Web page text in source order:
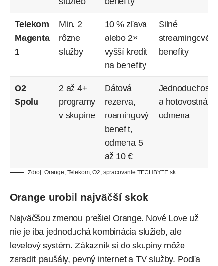
Telekom
Magenta
1
Min. 2
rôzne
služby
10 % zľava
alebo 2×
vyšší kredit
na benefity
Silné
streamingové
benefity
O2
Spolu
2 až 4+
programy
v skupine
Dátová
rezerva,
roamingový
benefit,
odmena 5
až 10 €
Jednoduchosť
a hotovostná
odmena
Zdroj: Orange, Telekom, O2, spracovanie TECHBYTE.sk
Orange urobil najväčší skok
Najväčšou zmenou prešiel Orange. Nové Love už
nie je iba jednoduchá kombinácia služieb, ale
levelový systém. Zákazník si do skupiny môže
zaradiť paušály, pevný internet a TV služby. Podľa